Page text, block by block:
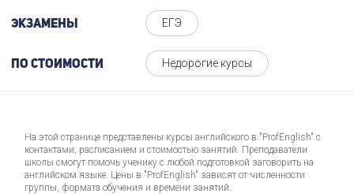
На этой странице представлены курсы английского в "ProfEnglish" с
контактами, расписанием и стоимостью занятий. Преподаватели
школы смогут помочь ученику с любой подготовкой заговорить на
английском языке. Цены в "ProfEnglish" зависят от численности
группы, формата обучения и времени занятий.
Экзамены ЕГЭ
По стоимости Недорогие курсы